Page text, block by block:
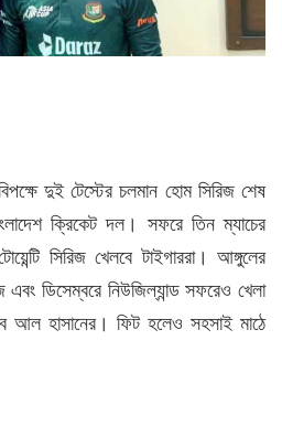
দুই টেস্টের চলমান হোম সিরিজ শেষ
ক্রিকেট দল। সফরে তিন ম্যাচের
সিরিজ খেলবে টাইগাররা। আঙ্গুলের
ডিসেম্বরে নিউজিল্যান্ড সফরেও খেলা
আল হাসানের। ফিট হলেও সহসাই মাঠে